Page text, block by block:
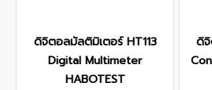
ดิจิตอลมัลติมิเตอร์ HT113
Digital Multimeter
HABOTEST
ดิ